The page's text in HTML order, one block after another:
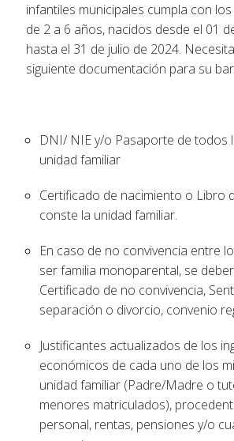
infantiles municipales cumpla con
de 2 a 6 años, nacidos desde el 01
hasta el 31 de julio de 2024.
siguiente documentación para su
DNI/ NIE y/o Pasaporte de todos
unidad familiar
Certificado de nacimiento o Libro
conste la unidad familiar.
En caso de no convivencia entre
ser familia monoparental, se
Certificado de no convivencia,
separación o divorcio, convenio
Justificantes actualizados de los
económicos de cada uno de los
unidad familiar (Padre/Madre o
menores matriculados),
personal, rentas, pensiones y/o